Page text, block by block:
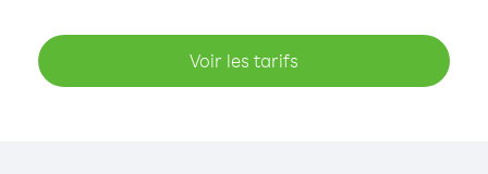
Voir les tarifs